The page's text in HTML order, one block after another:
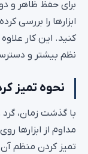
برای حفظ ظاهر و
ابزارها را بررسی
کنید. این کار
نظم بیشتر و
نحوه تمیز
با گذشت زمان، گرد
مداوم از
تمیز کردن منظم